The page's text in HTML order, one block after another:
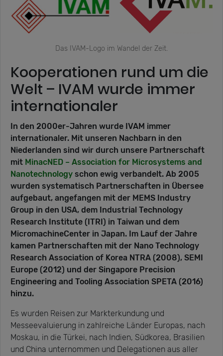
Das IVAM-Logo im Wandel der Zeit.
Kooperationen rund um die
Welt – IVAM wurde immer
internationaler
In den 2000er-Jahren wurde IVAM immer
internationaler. Mit unseren Nachbarn in den
Niederlanden sind wir durch unsere Partnerschaft
mit MinacNED – Association for Microsystems and
Nanotechnology schon ewig verbandelt. Ab 2005
wurden systematisch Partnerschaften in Übersee
aufgebaut, angefangen mit der MEMS Industry
Group in den USA, dem Industrial Technology
Research Institute (ITRI) in Taiwan und dem
MicromachineCenter in Japan. Im Lauf der Jahre
kamen Partnerschaften mit der Nano Technology
Research Association of Korea NTRA (2008), SEMI
Europe (2012) und der Singapore Precision
Engineering and Tooling Association SPETA (2016)
hinzu.
Es wurden Reisen zur Markterkundung und
Messeevaluierung in zahlreiche Länder Europas, nach
Moskau, in die Türkei, nach Indien, Südkorea, Brasilien
und China unternommen und Delegationen aus aller